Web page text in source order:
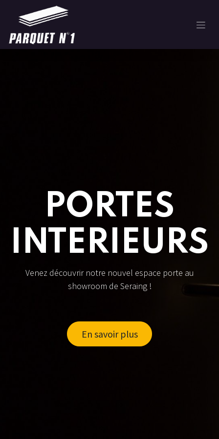
PORTES
INTERIEURS
Venez découvrir notre nouvel espace porte au
showroom de Seraing !
En savoir plus